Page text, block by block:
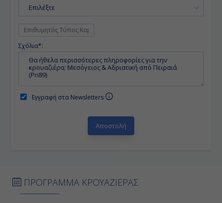
Επιλέξτε
Σχόλια*:
Εγγραφή στα Newsletters
ΠΡΟΓΡΑΜΜΑ ΚΡΟΥΑΖΙΕΡΑΣ